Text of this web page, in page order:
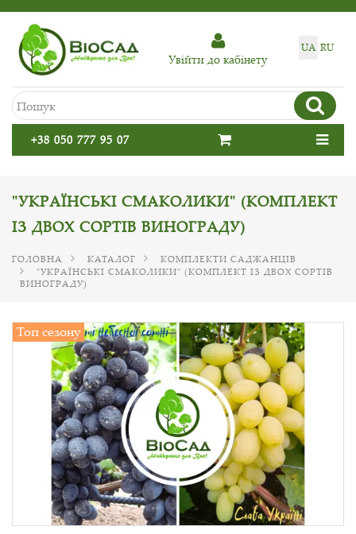
UA RU
Увiйти до кабiнету
+38 050 777 95 07
"УКРАЇНСЬКІ СМАКОЛИКИ" (КОМПЛЕКТ
ІЗ ДВОХ СОРТІВ ВИНОГРАДУ)
ГОЛОВНА КАТАЛОГ
КОМПЛЕКТИ САДЖАНЦІВ
"УКРАЇНСЬКІ СМАКОЛИКИ" (КОМПЛЕКТ ІЗ ДВОХ СОРТІВ
ВИНОГРАДУ)
Топ сезону